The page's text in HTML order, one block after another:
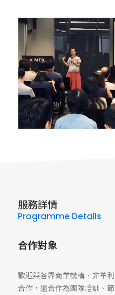
服務詳情
Programme Details
合作對象
歡迎與各界商業機構、非牟
合作，適合作為團隊培訓、